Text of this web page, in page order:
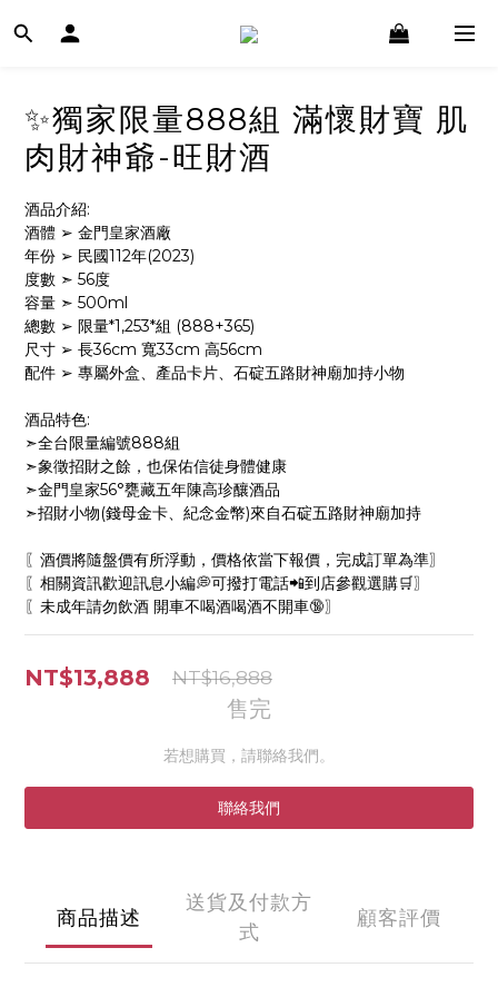
✨獨家限量888組 滿懷財寶 肌
肉財神爺-旺財酒
酒品介紹:
酒體 ➢ 金門皇家酒廠
年份 ➢ 民國112年(2023)
度數 ➣ 56度
容量 ➣ 500ml
總數 ➢ 限量*1,253*組 (888+365)
尺寸 ➢ 長36cm 寬33cm 高56cm
配件 ➢ 專屬外盒、產品卡片、石碇五路財神廟加持小物
酒品特色:
➣全台限量編號888組
➣象徵招財之餘，也保佑信徒身體健康
➣金門皇家56°甕藏五年陳高珍釀酒品
➣招財小物(錢母金卡、紀念金幣)來自石碇五路財神廟加持
〖酒價將隨盤價有所浮動，價格依當下報價，完成訂單為準〗
〖相關資訊歡迎訊息小編💭可撥打電話📲到店參觀選購🛒〗
〖未成年請勿飲酒 開車不喝酒喝酒不開車🔞〗
NT$13,888 NT$16,888
售完
若想購買，請聯絡我們。
聯絡我們
商品描述
送貨及付款方
式
顧客評價